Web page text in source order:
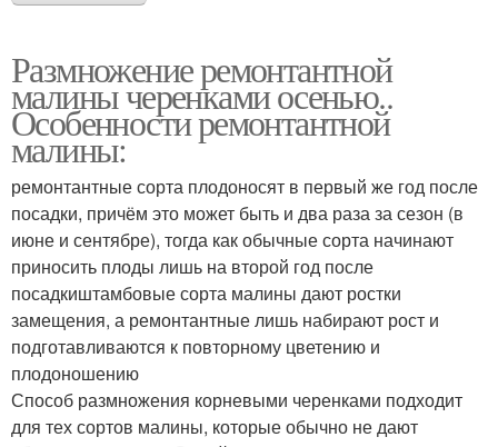
Размножение ремонтантной
малины черенками осенью..
Особенности ремонтантной
малины:
ремонтантные сорта плодоносят в первый же год после
посадки, причём это может быть и два раза за сезон (в
июне и сентябре), тогда как обычные сорта начинают
приносить плоды лишь на второй год после
посадкиштамбовые сорта малины дают ростки
замещения, а ремонтантные лишь набирают рост и
подготавливаются к повторному цветению и
плодоношению
Способ размножения корневыми черенками подходит
для тех сортов малины, которые обычно не дают